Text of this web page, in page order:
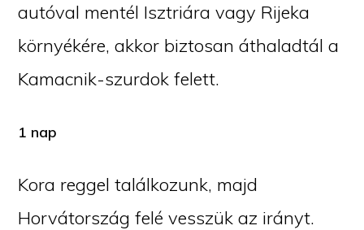
autóval mentél Isztriára vagy Rijeka
környékére, akkor biztosan áthaladtál a
Kamacnik-szurdok felett.
1 nap
Kora reggel találkozunk, majd
Horvátország felé vesszük az irányt.